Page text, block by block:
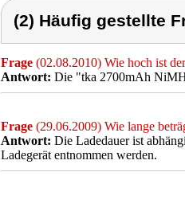
(2) Häufig gestellte
Frage (02.08.2010) Wie hoch ist
Antwort: Die "tka 2700mAh
Frage (29.06.2009) Wie lange
Antwort: Die Ladedauer ist
Ladegerät entnommen werden.